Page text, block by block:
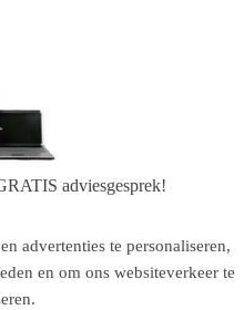
adviesgesprek!
advertenties te personaliseren,
en om ons websiteverkeer te